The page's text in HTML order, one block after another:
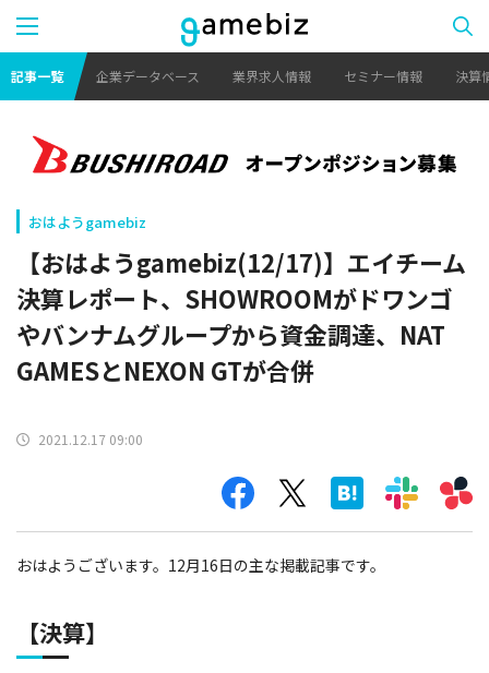
記事一覧 企業データベース 業界求人情報 セミナー情報 決算
おはようgamebiz
【おはようgamebiz(12/17)】エイチーム
決算レポート、SHOWROOMがドワンゴ
やバンナムグループから資金調達、NAT
GAMESとNEXON GTが合併
2021.12.17 09:00
おはようございます。12月16日の主な掲載記事です。
【決算】